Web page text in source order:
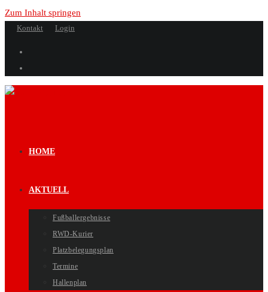
Zum Inhalt springen
Kontakt Login
HOME
AKTUELL
Fußballergebnisse
RWD-Kurier
Platzbelegungsplan
Termine
Hallenplan